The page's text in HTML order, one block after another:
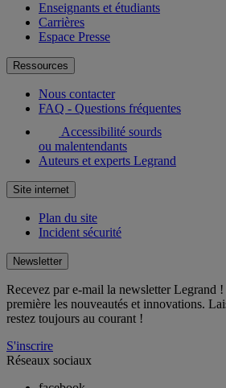
Enseignants et étudiants
Carrières
Espace Presse
Ressources
Nous contacter
FAQ - Questions fréquentes
Accessibilité sourds
ou malentendants
Auteurs et experts Legrand
Site internet
Plan du site
Incident sécurité
Newsletter
Recevez par e-mail la newsletter Legrand
première les nouveautés et innovations.
restez toujours au courant !
S'inscrire
Réseaux sociaux